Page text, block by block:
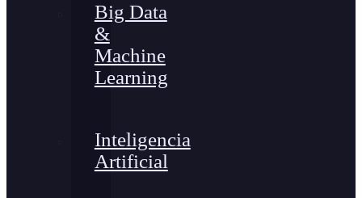
Big Data
&
Machine
Learning
Inteligencia
Artificial